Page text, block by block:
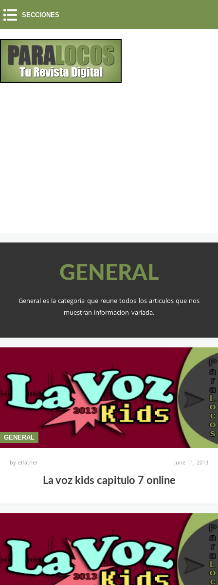
SECCIONES
GENERAL
General es la categoria que reune todos los articulos que nos
muestran informacion variada.
GENERAL
byelfather June 11, 2013
La voz kids capitulo 7 online